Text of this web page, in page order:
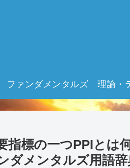
ファンダメンタルズ 理論・
指標の一つPPIとは
ダメンタルズ用語辞